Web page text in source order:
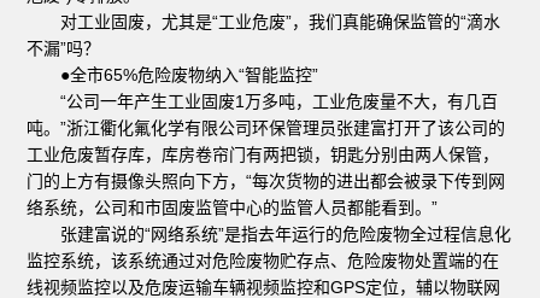
对工业固废，尤其是“工业危废”，我们真能确保监管的“滴水
不漏”吗？
●全市65%危险废物纳入“智能监控”
“公司一年产生工业固废1万多吨，工业危废量不大，有几百
吨。”浙江衢化氟化学有限公司环保管理员张建富打开了该公司的
工业危废暂存库，库房卷帘门有两把锁，钥匙分别由两人保管，
门的上方有摄像头照向下方，“每次货物的进出都会被录下传到网
络系统，公司和市固废监管中心的监管人员都能看到。”
张建富说的“网络系统”是指去年运行的危险废物全过程信息化
监控系统，该系统通过对危险废物贮存点、危险废物处置端的在
线视频监控以及危废运输车辆视频监控和GPS定位，辅以物联网